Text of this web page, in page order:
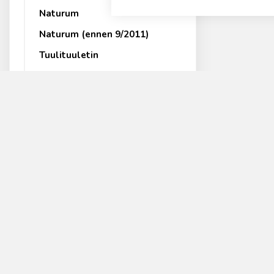
Naturum
Naturum (ennen 9/2011)
Tuulituuletin